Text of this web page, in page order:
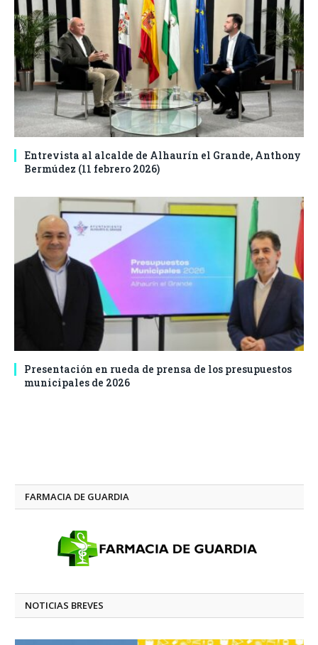
Entrevista al alcalde de Alhaurín el Grande, Anthony
Bermúdez (11 febrero 2026)
Presentación en rueda de prensa de los presupuestos
municipales de 2026
FARMACIA DE GUARDIA
NOTICIAS BREVES